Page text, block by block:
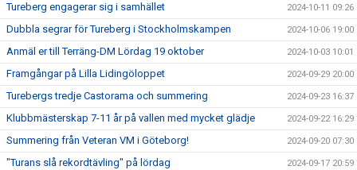
Tureberg engagerar sig i samhället 2024-10-11 09:26
Dubbla segrar för Tureberg i Stockholmskampen 2024-10-06 19:00
Anmäl er till Terräng-DM Lördag 19 oktober 2024-10-03 10:01
Framgångar på Lilla Lidingöloppet 2024-09-29 20:00
Turebergs tredje Castorama och summering 2024-09-23 16:37
Klubbmästerskap 7-11 år på vallen med mycket glädje 2024-09-22 16:29
Summering från Veteran VM i Göteborg! 2024-09-20 07:30
"Turans slå rekordtävling" på lördag 2024-09-17 20:59